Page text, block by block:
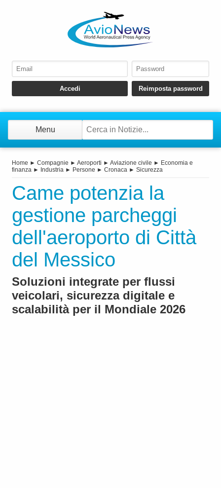
Menu
Home ► Compagnie ► Aeroporti ► Aviazione civile ► Economia e
finanza ► Industria ► Persone ► Cronaca ► Sicurezza
Came potenzia la
gestione parcheggi
dell'aeroporto di Città
del Messico
Soluzioni integrate per flussi
veicolari, sicurezza digitale e
scalabilità per il Mondiale 2026